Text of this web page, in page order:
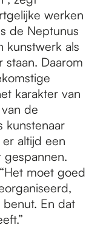
werken
de Neptunus
kunstwerk als
Daarom
karakter van
de
kunstenaar
altijd een
moet goed
En dat